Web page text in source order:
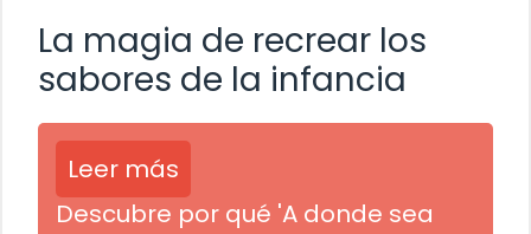
La magia de recrear los
sabores de la infancia
Leer más
Descubre por qué 'A donde sea